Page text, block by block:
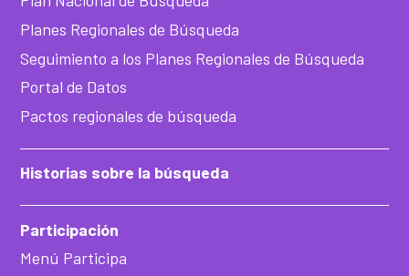
Planes Regionales de Búsqueda
Seguimiento a los Planes Regionales de Búsqueda
Portal de Datos
Pactos regionales de búsqueda
Historias sobre la búsqueda
Participación
Menú Participa